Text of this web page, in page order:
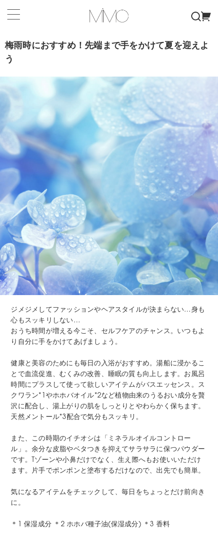
梅雨時におすすめ！先端まで手をかけて夏を迎えよ
う
ジメジメしてファッションやヘアスタイルが決まらない…身も
心もスッキリしない…
おうち時間が増える今こそ、セルフケアのチャンス。いつもよ
り自分に手をかけてあげましょう。
健康と美容のためにも毎日の入浴がおすすめ。湯船に浸かるこ
とで血流促進、むくみの改善、睡眠の質も向上します。お風呂
時間にプラスして使って欲しいアイテムがバスエッセンス。ス
クワラン*1やホホバオイル*2など植物由来のうるおい成分を贅
沢に配合し、湯上がりの肌をしっとりとやわらかく保ちます。
天然メントール*3配合で気分もスッキリ。
また、この時期のイチオシは「ミネラルオイルコントロー
ル」。余分な皮脂やベタつきを抑えてサラサラに保つパウダー
です。Tゾーンや小鼻だけでなく、生え際へもお使いいただけ
ます。片手でポンポンと塗布するだけなので、出先でも簡単。
気になるアイテムをチェックして、毎日をちょっとだけ前向き
に。
＊1 保湿成分 ＊2 ホホバ種子油(保湿成分) ＊3 香料